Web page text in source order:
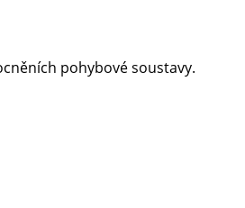
pohybové soustavy.